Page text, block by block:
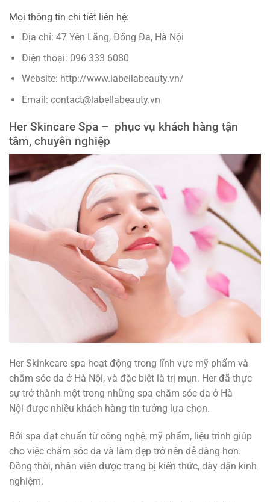
Mọi thông tin chi tiết liên hệ:
Địa chỉ: 47 Yên Lãng, Đống Đa, Hà Nội
Điện thoại: 096 333 6080
Website: http://www.labellabeauty.vn/
Email: contact@labellabeauty.vn
Her Skincare Spa – phục vụ khách hàng tận
tâm, chuyên nghiệp
Her Skinkcare spa hoạt động trong lĩnh vực mỹ phẩm và
chăm sóc da ở Hà Nội, và đặc biệt là trị mụn. Her đã thực
sự trở thành một trong những spa chăm sóc da ở Hà
Nội được nhiều khách hàng tin tưởng lựa chọn.
Bởi spa đạt chuẩn từ công nghệ, mỹ phẩm, liệu trình giúp
cho việc chăm sóc da và làm đẹp trở nên dễ dàng hơn.
Đồng thời, nhân viên được trang bị kiến thức, dày dặn kinh
nghiệm.